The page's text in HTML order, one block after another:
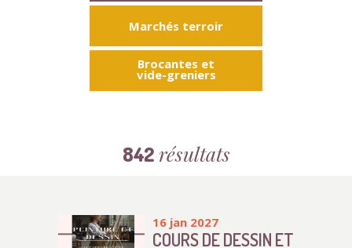
842résultats
Marchés terroir
Brocantes et
vide-greniers
16 jan 2027
COURS DE DESSIN ET